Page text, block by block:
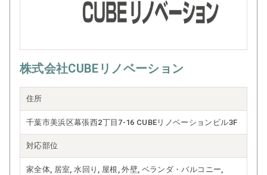
株式会社CUBEリノベーション
住所
千葉市美浜区幕張西2丁目7-16 CUBEリノベーションビル3F
対応部位
家全体, 居室, 水回り, 屋根, 外壁, ベランダ・バルコニー,